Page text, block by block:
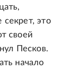
это
своей
Песков.
начало